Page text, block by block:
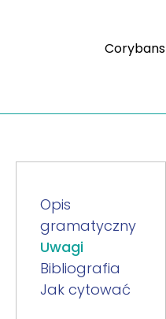
Corybans
Opis
gramatyczny
Uwagi
Bibliografia
Jak cytować